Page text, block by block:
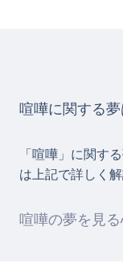
喧嘩に関する
「喧嘩」に関す
は上記で詳しく解
喧嘩の夢を見る